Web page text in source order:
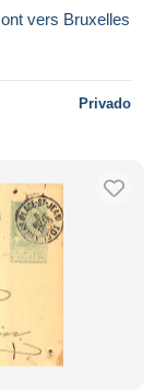
vers Bruxelles
Privado